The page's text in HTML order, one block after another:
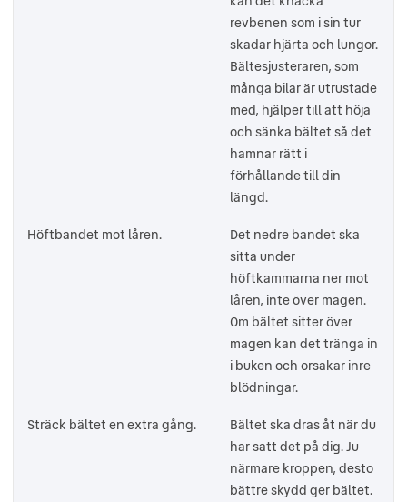
revbenen som i sin tur
skadar hjärta och lungor.
Bältesjusteraren, som
många bilar är utrustade
med, hjälper till att höja
och sänka bältet så det
hamnar rätt i
förhållande till din
längd.
Höftbandet mot låren.
Det nedre bandet ska
sitta under
höftkammarna ner mot
låren, inte över magen.
Om bältet sitter över
magen kan det tränga in
i buken och orsakar inre
blödningar.
Sträck bältet en extra gång.
Bältet ska dras åt när du
har satt det på dig. Ju
närmare kroppen, desto
bättre skydd ger bältet.